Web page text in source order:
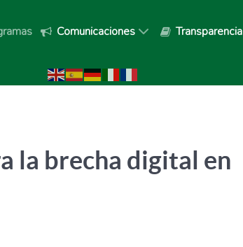
Comunicaciones Transparencia
la brecha digital en